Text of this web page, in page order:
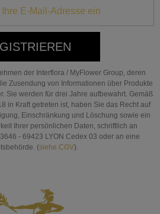
der Interflora / MyFlower Group, deren
Zusendung von Informationen über Produkte
Sie werden für drei Jahre aufbewahrt. Gemäß
in Kraft getreten ist, haben Sie das Recht auf
Einschränkung und Löschung sowie ein
Ihrer persönlichen Daten, schriftlich an
- 69423 LYON Cedex 03 oder an eine
(siehe CGV).